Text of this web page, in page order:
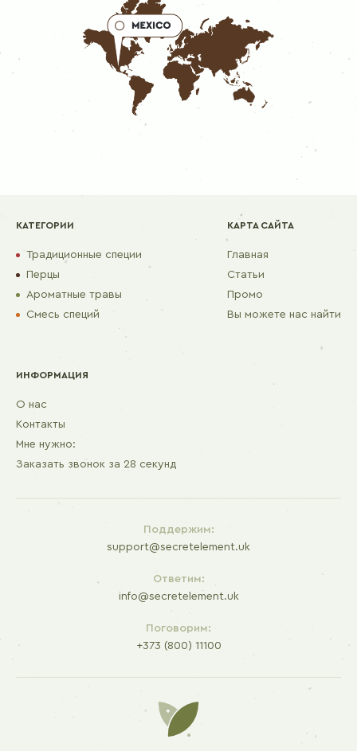
КАРТА САЙТА
Главная
Статьи
Промо
Вы можете нас найти
КАТЕГОРИИ
Традиционные специи
Перцы
Ароматные травы
Смесь специй
ИНФОРМАЦИЯ
О нас
Контакты
Мне нужно:
Заказать звонок за 28 секунд
Поддержим:
support@secretelement.uk
Ответим:
info@secretelement.uk
Поговорим:
+373 (800) 11100